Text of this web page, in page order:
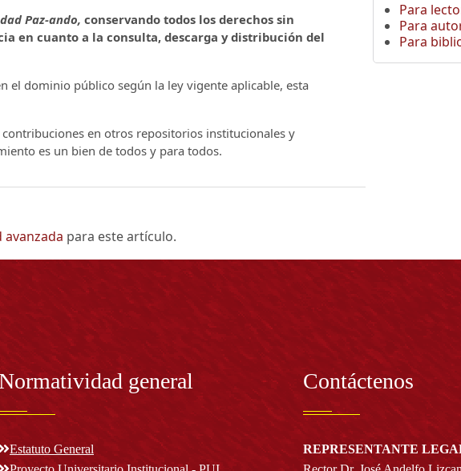
Paz-ando, conservando todos los derechos sin
en cuanto a la consulta, descarga y distribución del
el dominio público según la ley vigente aplicable, esta
en otros repositorios institucionales y
es un bien de todos y para todos.
para este artículo.
Para
Para
Para
general
Estatuto General
Contáctenos
REPRESENTANTE